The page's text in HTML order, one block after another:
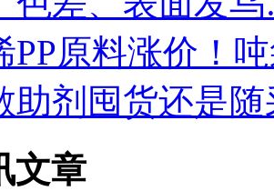
PP原料涨价！
助剂囤货还是随
文章